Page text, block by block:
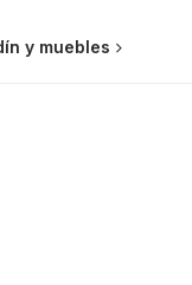
y muebles